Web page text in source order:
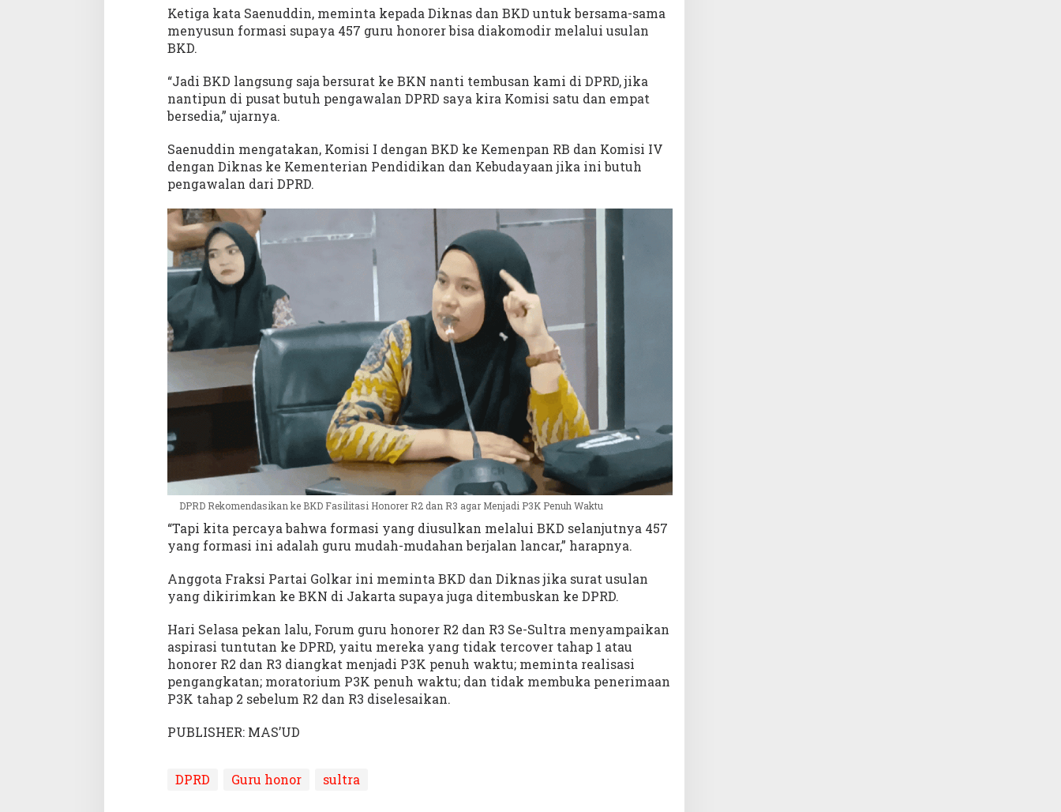
h
W
t
u
Ketiga kata Saenuddin, meminta kepada Diknas dan BKD untuk bersama-sama
menyusun formasi supaya 457 guru honorer bisa diakomodir melalui usulan
BKD.
“Jadi BKD langsung saja bersurat ke BKN nanti tembusan kami di DPRD, jika
nantipun di pusat butuh pengawalan DPRD saya kira Komisi satu dan empat
bersedia,” ujarnya.
Saenuddin mengatakan, Komisi I dengan BKD ke Kemenpan RB dan Komisi IV
dengan Diknas ke Kementerian Pendidikan dan Kebudayaan jika ini butuh
pengawalan dari DPRD.
DPRD Rekomendasikan ke BKD Fasilitasi Honorer R2 dan R3 agar Menjadi P3K Penuh Waktu
“Tapi kita percaya bahwa formasi yang diusulkan melalui BKD selanjutnya 457
yang formasi ini adalah guru mudah-mudahan berjalan lancar,” harapnya.
Anggota Fraksi Partai Golkar ini meminta BKD dan Diknas jika surat usulan
yang dikirimkan ke BKN di Jakarta supaya juga ditembuskan ke DPRD.
Hari Selasa pekan lalu, Forum guru honorer R2 dan R3 Se-Sultra menyampaikan
aspirasi tuntutan ke DPRD, yaitu mereka yang tidak tercover tahap 1 atau
honorer R2 dan R3 diangkat menjadi P3K penuh waktu; meminta realisasi
pengangkatan; moratorium P3K penuh waktu; dan tidak membuka penerimaan
P3K tahap 2 sebelum R2 dan R3 diselesaikan.
PUBLISHER: MAS’UD
DPRD Guru honor sultra